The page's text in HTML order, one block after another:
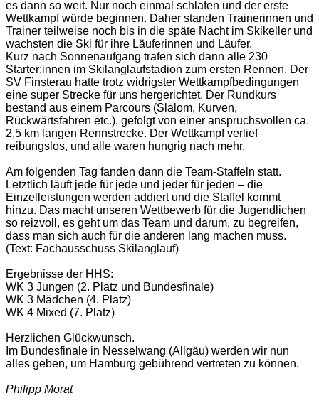
es dann so weit. Nur noch einmal schlafen und der erste
Wettkampf würde beginnen. Daher standen Trainerinnen und
Trainer teilweise noch bis in die späte Nacht im Skikeller und
wachsten die Ski für ihre Läuferinnen und Läufer.
Kurz nach Sonnenaufgang trafen sich dann alle 230
Starter:innen im Skilanglaufstadion zum ersten Rennen. Der
SV Finsterau hatte trotz widrigster Wettkampfbedingungen
eine super Strecke für uns hergerichtet. Der Rundkurs
bestand aus einem Parcours (Slalom, Kurven,
Rückwärtsfahren etc.), gefolgt von einer anspruchsvollen ca.
2,5 km langen Rennstrecke. Der Wettkampf verlief
reibungslos, und alle waren hungrig nach mehr.
Am folgenden Tag fanden dann die Team-Staffeln statt.
Letztlich läuft jede für jede und jeder für jeden – die
Einzelleistungen werden addiert und die Staffel kommt
hinzu. Das macht unseren Wettbewerb für die Jugendlichen
so reizvoll, es geht um das Team und darum, zu begreifen,
dass man sich auch für die anderen lang machen muss.
(Text: Fachausschuss Skilanglauf)
Ergebnisse der HHS:
WK 3 Jungen (2. Platz und Bundesfinale)
WK 3 Mädchen (4. Platz)
WK 4 Mixed (7. Platz)
Herzlichen Glückwunsch.
Im Bundesfinale in Nesselwang (Allgäu) werden wir nun
alles geben, um Hamburg gebührend vertreten zu können.
Philipp Morat